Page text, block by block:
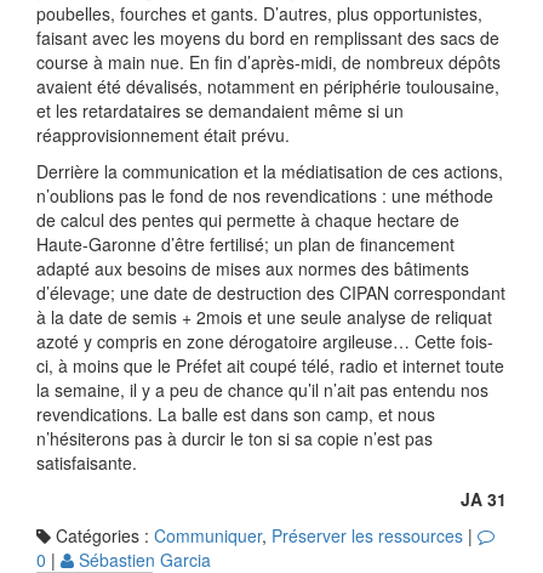
poubelles, fourches et gants. D’autres, plus opportunistes,
faisant avec les moyens du bord en remplissant des sacs de
course à main nue. En fin d’après-midi, de nombreux dépôts
avaient été dévalisés, notamment en périphérie toulousaine,
et les retardataires se demandaient même si un
réapprovisionnement était prévu.
Derrière la communication et la médiatisation de ces actions,
n’oublions pas le fond de nos revendications : une méthode
de calcul des pentes qui permette à chaque hectare de
Haute-Garonne d’être fertilisé; un plan de financement
adapté aux besoins de mises aux normes des bâtiments
d’élevage; une date de destruction des CIPAN correspondant
à la date de semis + 2mois et une seule analyse de reliquat
azoté y compris en zone dérogatoire argileuse… Cette fois-
ci, à moins que le Préfet ait coupé télé, radio et internet toute
la semaine, il y a peu de chance qu’il n’ait pas entendu nos
revendications. La balle est dans son camp, et nous
n’hésiterons pas à durcir le ton si sa copie n’est pas
satisfaisante.
JA 31
Catégories : Communiquer, Préserver les ressources |
0 | Sébastien Garcia